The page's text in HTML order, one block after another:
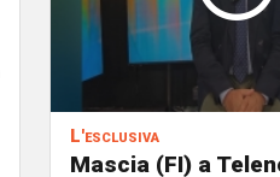
L'esclusiva
Mascia (FI) a